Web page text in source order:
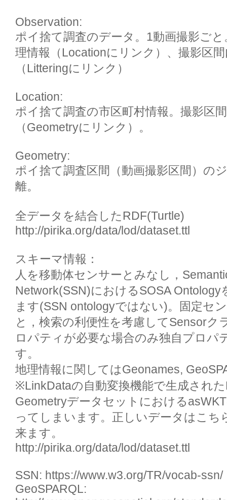
Observation:
ポイ捨て調査のデータ。1動画撮影ご
理情報（Locationにリンク）、撮影区
（Litteringにリンク）
Location:
ポイ捨て調査の市区町村情報。撮影区
（Geometryにリンク）。
Geometry:
ポイ捨て調査区間（動画撮影区間）の
離。
全データを結合したRDF(Turtle)
http://pirika.org/data/lod/dataset.ttl
スキーマ情報：
人を移動体センサーとみなし，
Network(SSN)におけるSOSA
ます(SSN ontologyではない)。固定セ
と，検索の利便性を考慮してSensorク
ロパティが必要な場合のみ独自プロパ
す。
地理情報に関してはGeonames,
※LinkDataの自動変換機能で生成され
Geometryデータセットにおける
ってしまいます。正しいデータはこち
来ます。
http://pirika.org/data/lod/dataset.ttl
SSN: https://www.w3.org/TR/vocab-ssn/
GeoSPARQL: